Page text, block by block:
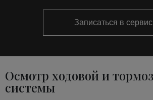
Записаться в сервис
Осмотр ходовой и
системы